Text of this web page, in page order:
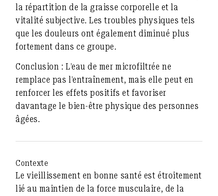
la répartition de la graisse corporelle et la
vitalité subjective. Les troubles physiques tels
que les douleurs ont également diminué plus
fortement dans ce groupe.
Conclusion : L’eau de mer microfiltrée ne
remplace pas l’entraînement, mais elle peut en
renforcer les effets positifs et favoriser
davantage le bien-être physique des personnes
âgées.
Contexte
Le vieillissement en bonne santé est étroitement
lié au maintien de la force musculaire, de la